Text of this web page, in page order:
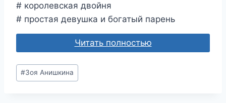
# королевская двойня
# простая девушка и богатый парень
Читать полностью
Метки
записи:
#Зоя Анишкина